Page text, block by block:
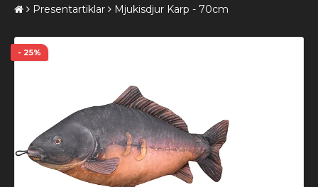
Presentartiklar Mjukisdjur Karp - 70cm
- 25%